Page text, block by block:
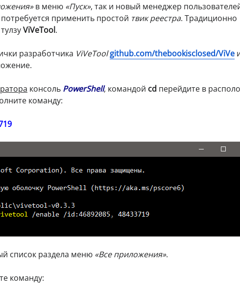
в меню «Пуск», так и новый менеджер
применить простой твик реестра. Традиционно
ViVeTool.
разработчика ViVeTool github.com/thebookisclosed/ViVe
консоль PowerShell, командой cd перейдите в
команду:
список раздела меню «Все приложения».
команду: